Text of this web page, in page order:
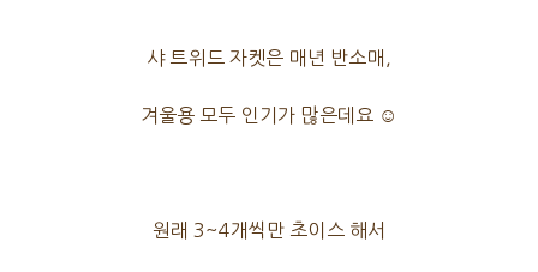
샤 트위드 자켓은 매년 반소매,
겨울용 모두 인기가 많은데요 ☺
원래 3~4개씩만 초이스 해서